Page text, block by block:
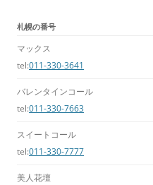
札幌の番号
マックス
tel:011-330-3641
バレンタインコール
tel:011-330-7663
スイートコール
tel:011-330-7777
美人花壇